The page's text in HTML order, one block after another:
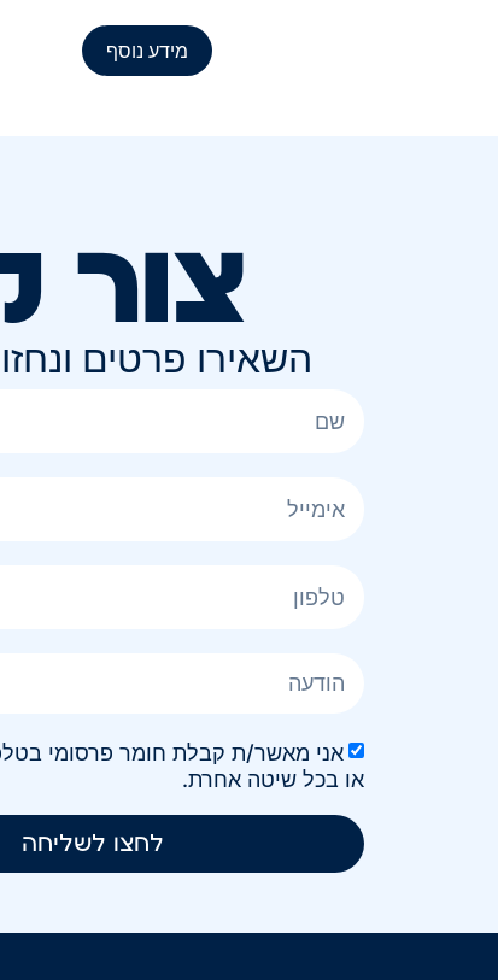
מידע נוסף
צור
השאירו פרטים
או בכל שיטה אחרת.
לחצו לשליחה